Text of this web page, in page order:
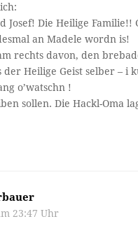
Josef! Die Heilige Familie!!
an Madele wordn is!
rechts davon, den
der Heilige Geist selber – i
o’watschn !
sollen. Die Hackl-Oma
23:47 Uhr